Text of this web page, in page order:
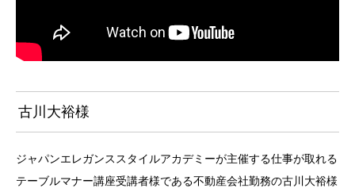
古川大裕様
ジャパンエレガンススタイルアカデミーが主催する仕事が取れる
テーブルマナー講座受講者様である不動産会社勤務の古川大裕様